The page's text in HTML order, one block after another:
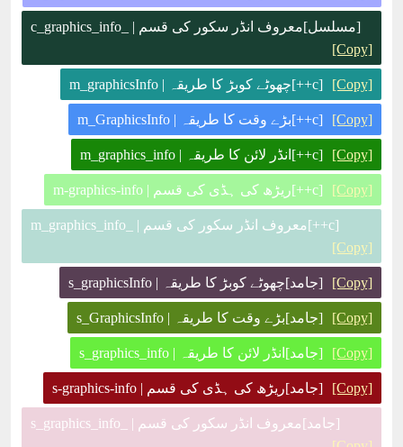
[مسلسل]معروف انڈر سکور کی قسم | _c_graphics_info
[Copy]
[c++]چھوٹے کوبڑ کا طریقہ | m_graphicsInfo [Copy]
[c++]بڑے وقت کا طریقہ | m_GraphicsInfo [Copy]
[c++]انڈر لائن کا طریقہ | m_graphics_info [Copy]
[c++]ریڑھ کی ہڈی کی قسم | m-graphics-info [Copy]
[c++]معروف انڈر سکور کی قسم | _m_graphics_info
[Copy]
[جامد]چھوٹے کوبڑ کا طریقہ | s_graphicsInfo [Copy]
[جامد]بڑے وقت کا طریقہ | s_GraphicsInfo [Copy]
[جامد]انڈر لائن کا طریقہ | s_graphics_info [Copy]
[جامد]ریڑھ کی ہڈی کی قسم | s-graphics-info [Copy]
[جامد]معروف انڈر سکور کی قسم | _s_graphics_info